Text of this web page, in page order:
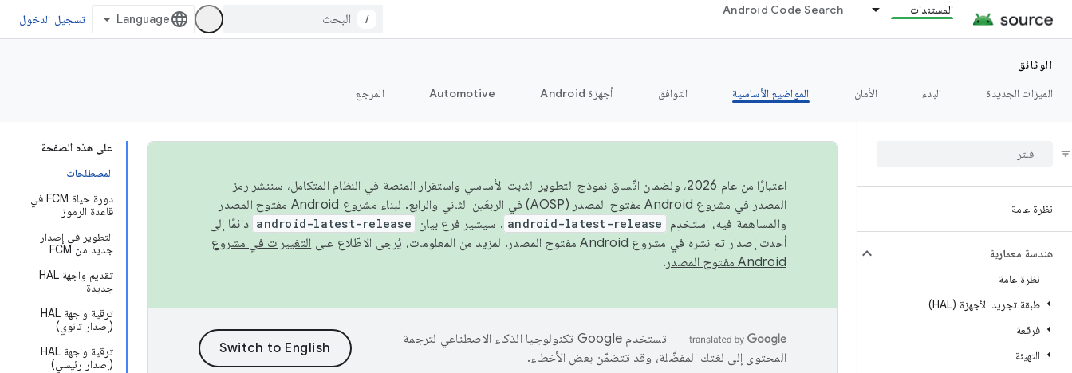
المستندات Android Code Search
/ تسجيل الدخول
الوثائق
الميزات الجديدة
البدء الأمان المواضيع الأساسية التوافق أجهزة Android Automotive المرجع
نظرة عامة
هندسة معمارية
نظرة عامة
طبقة تجريد الأجهزة (HAL)
فرقعة
التهيئة
على هذه الصفحة
المصطلحات
دورة حياة FCM في
قاعدة الرموز
التطوير في إصدار
جديد من FCM
تقديم واجهة HAL
جديدة
ترقية واجهة HAL
(إصدار ثانوي)
ترقية واجهة HAL
(إصدار رئيسي)
اعتبارًا من عام 2026، ولضمان اتّساق نموذج التطوير الثابت الأساسي واستقرار المنصة في النظام المتكامل، سننشر رمز
المصدر في مشروع Android مفتوح المصدر (AOSP) في الربعَين الثاني والرابع. لبناء مشروع Android مفتوح المصدر
والمساهمة فيه، استخدِم
android-latest-release . سيشير فرع بيان android-latest-release دائمًا إلى
أحدث إصدار تم نشره في مشروع Android مفتوح المصدر. لمزيد من المعلومات، يُرجى الاطّلاع على
التغييرات في مشروع
Android مفتوح المصدر
.
تستخدم Google تكنولوجيا الذكاء الاصطناعي لترجمة
المحتوى إلى لغتك المفضّلة، وقد تتضمّن بعض الأخطاء.